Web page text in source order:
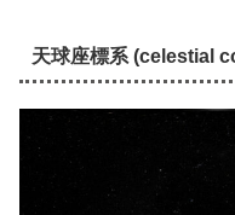
天球座標系 (celestial